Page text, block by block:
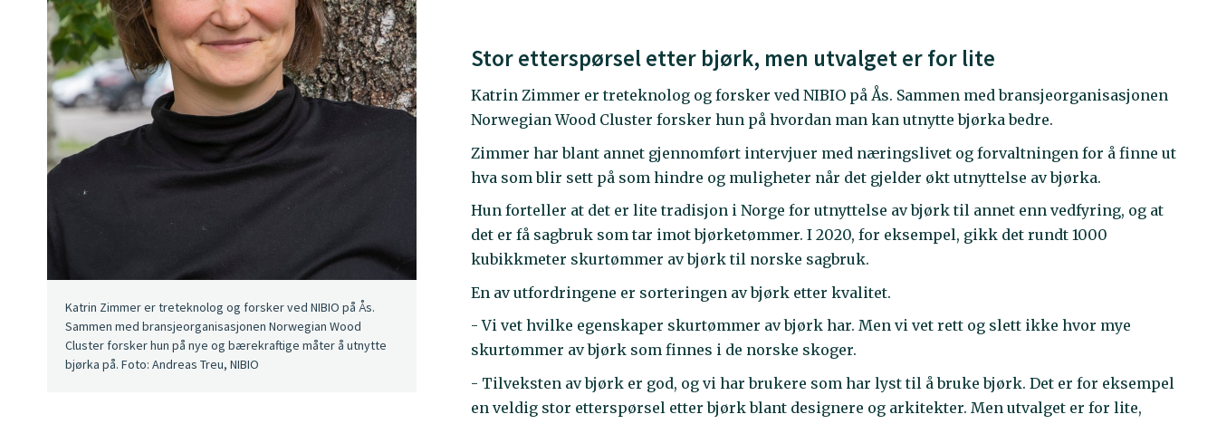
Stor etterspørsel etter bjørk, men utvalget er for lite
Katrin Zimmer er treteknolog og forsker ved NIBIO på Ås. Sammen med bransjeorganisasjonen
Norwegian Wood Cluster forsker hun på hvordan man kan utnytte bjørka bedre.
Zimmer har blant annet gjennomført intervjuer med næringslivet og forvaltningen for å finne ut
hva som blir sett på som hindre og muligheter når det gjelder økt utnyttelse av bjørka.
Hun forteller at det er lite tradisjon i Norge for utnyttelse av bjørk til annet enn vedfyring, og at
det er få sagbruk som tar imot bjørketømmer. I 2020, for eksempel, gikk det rundt 1000
kubikkmeter skurtømmer av bjørk til norske sagbruk.
En av utfordringene er sorteringen av bjørk etter kvalitet.
- Vi vet hvilke egenskaper skurtømmer av bjørk har. Men vi vet rett og slett ikke hvor mye
skurtømmer av bjørk som finnes i de norske skoger.
- Tilveksten av bjørk er god, og vi har brukere som har lyst til å bruke bjørk. Det er for eksempel
en veldig stor etterspørsel etter bjørk blant designere og arkitekter. Men utvalget er for lite,
Katrin Zimmer er treteknolog og forsker ved NIBIO på Ås.
Sammen med bransjeorganisasjonen Norwegian Wood
Cluster forsker hun på nye og bærekraftige måter å utnytte
bjørka på. Foto: Andreas Treu, NIBIO